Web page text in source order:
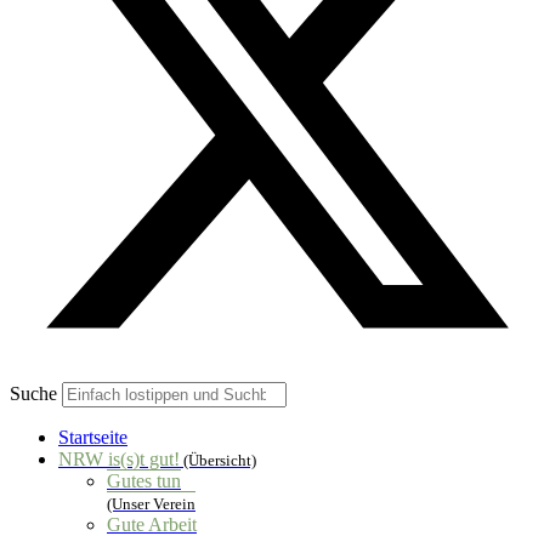
Suche
Startseite
NRW is(s)t gut! (Übersicht)
Gutes tun
(Unser Verein
Gute Arbeit